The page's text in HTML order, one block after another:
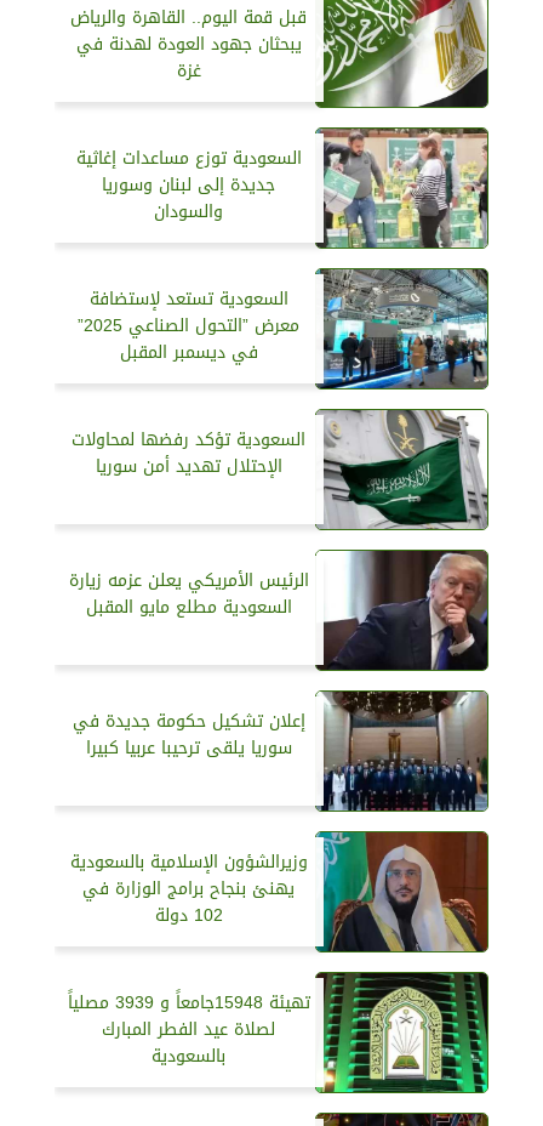
قبل قمة اليوم.. القاهرة والرياض
يبحثان جهود العودة لهدنة في
غزة
السعودية توزع مساعدات إغاثية
جديدة إلى لبنان وسوريا
والسودان
السعودية تستعد لإستضافة
معرض ”التحول الصناعي 2025”
في ديسمبر المقبل
السعودية تؤكد رفضها لمحاولات
الإحتلال تهديد أمن سوريا
الرئيس الأمريكي يعلن عزمه زيارة
السعودية مطلع مايو المقبل
إعلان تشكيل حكومة جديدة في
سوريا يلقى ترحيبا عربيا كبيرا
وزيرالشؤون الإسلامية بالسعودية
يهنئ بنجاح برامج الوزارة في
102 دولة
تهيئة 15948جامعاً و 3939 مصلياً
لصلاة عيد الفطر المبارك
بالسعودية